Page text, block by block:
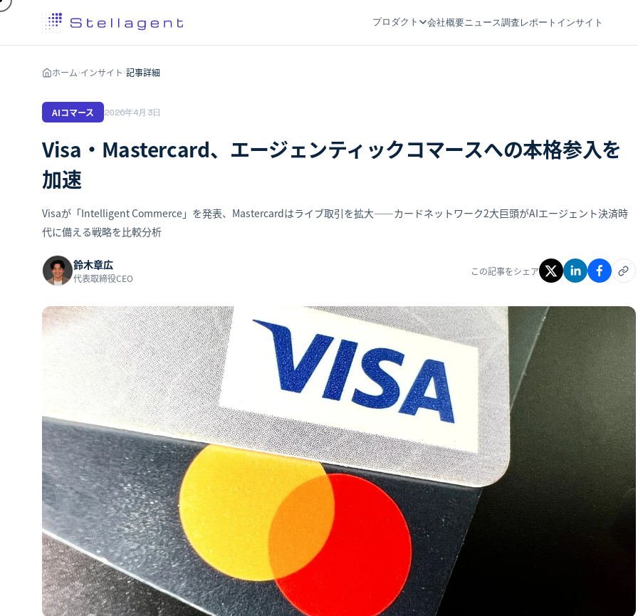
プロダクト 会社概要ニュース調査レポート インサイト
ホーム›インサイト ›記事詳細
AIコマース 2026年4月3日
Visa・Mastercard、エージェンティックコマースへの本格参入を
加速
Visaが「Intelligent Commerce」を発表、Mastercardはライブ取引を拡大——カードネットワーク2大巨頭がAIエージェント決済時
代に備える戦略を比較分析
鈴木章広
代表取締役CEO
この記事をシェア